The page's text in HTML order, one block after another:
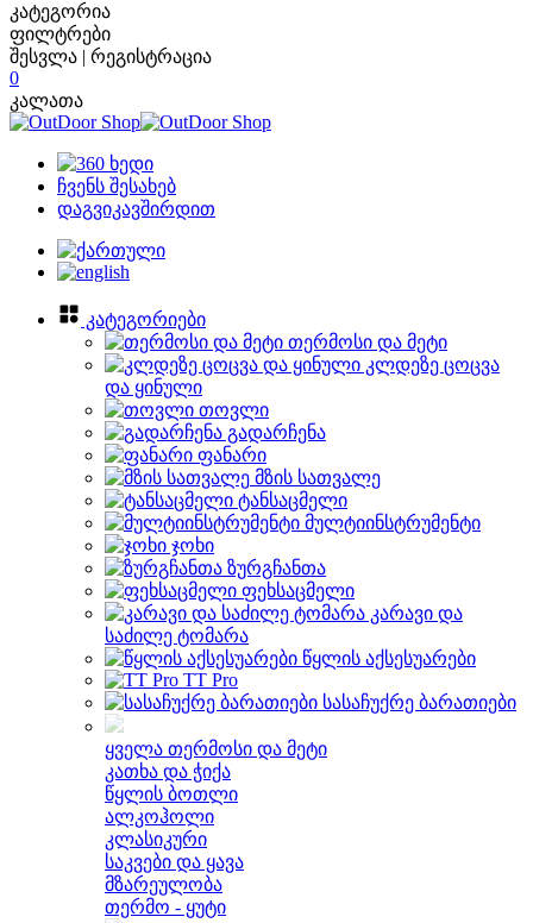
კატეგორია
ფილტრები
შესვლა | რეგისტრაცია
0
კალათა
ჩვენს შესახებ
დაგვიკავშირდით
კატეგორიები
თერმოსი და მეტი
კლდეზე ცოცვა
და ყინული
თოვლი
გადარჩენა
ფანარი
მზის სათვალე
ტანსაცმელი
მულტიინსტრუმენტი
ჯოხი
ზურგჩანთა
ფეხსაცმელი
კარავი და
საძილე ტომარა
წყლის აქსესუარები
TT Pro
სასაჩუქრე ბარათიები
ყველა თერმოსი და მეტი
კათხა და ჭიქა
წყლის ბოთლი
ალკოჰოლი
კლასიკური
საკვები და ყავა
მზარეულობა
თერმო - ყუტი